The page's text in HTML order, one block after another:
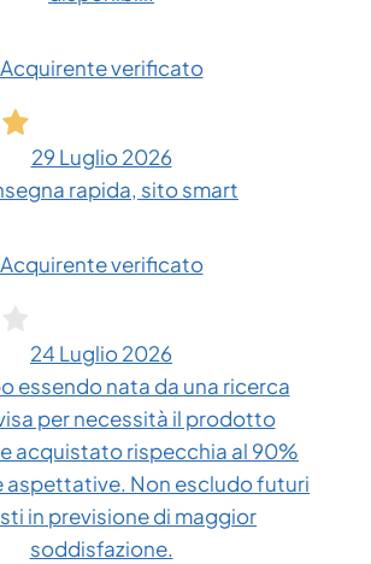
Acquirente verificato
29 Luglio 2026
rapida, sito smart
Acquirente verificato
24 Luglio 2026
essendo nata da una ricerca
per necessità il prodotto
acquistato rispecchia al 90%
aspettative. Non escludo futuri
in previsione di maggior
soddisfazione.